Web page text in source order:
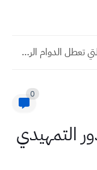
محدث المحافظات التي تعطل الدوام الرسمي الثلاثاء 6 / 2...
0
التمهيدي